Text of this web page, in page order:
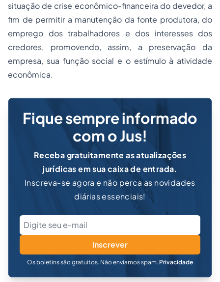
situação de crise econômico-financeira do devedor, a
fim de permitir a manutenção da fonte produtora, do
emprego dos trabalhadores e dos interesses dos
credores, promovendo, assim, a preservação da
empresa, sua função social e o estímulo à atividade
econômica.
Fique sempre informado
com o Jus!
Receba gratuitamente as atualizações
jurídicas em sua caixa de entrada.
Inscreva-se agora e não perca as novidades
diárias essenciais!
Inscrever
Os boletins são gratuitos. Não enviamos spam. Privacidade